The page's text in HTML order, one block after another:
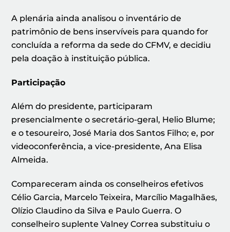
A plenária ainda analisou o inventário de
patrimônio de bens inservíveis para quando for
concluída a reforma da sede do CFMV, e decidiu
pela doação à instituição pública.
Participação
Além do presidente, participaram
presencialmente o secretário-geral, Helio Blume;
e o tesoureiro, José Maria dos Santos Filho; e, por
videoconferência, a vice-presidente, Ana Elisa
Almeida.
Compareceram ainda os conselheiros efetivos
Célio Garcia, Marcelo Teixeira, Marcílio Magalhães,
Olízio Claudino da Silva e Paulo Guerra. O
conselheiro suplente Valney Correa substituiu o